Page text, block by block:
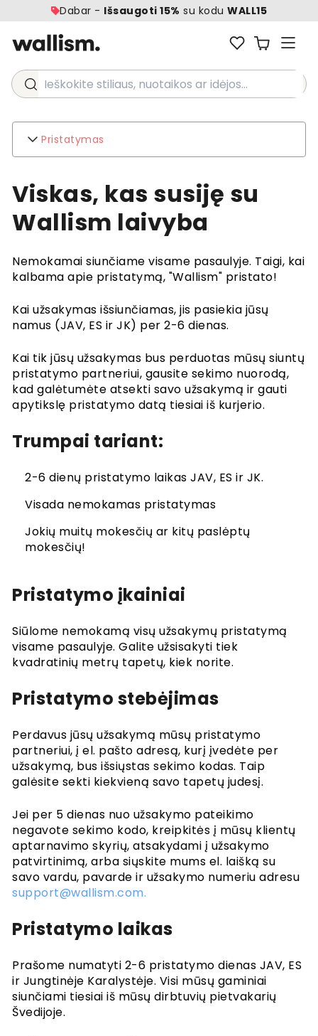
Dabar - Išsaugoti 15% su kodu WALL15
Ieškokite stiliaus, nuotaikos ar idėjos...
Pristatymas
Apie
Susisiekite su
Aplinka
Klientų aptarnavimas
Pristatymas
Grąžinimai ir kompensacijos
Taisyklės ir sąlygos
Privatumo politika
Tapetų straipsniai
Vadovai, kaip elgtis
Kaip įdiegti savaime klijuojamus
Kaip išmatuoti sieną
Tapetų įrankiai
Tapetai ant tekstūruotų sienų
Viskas, kas susiję su
Wallism laivyba
Nemokamai siunčiame visame pasaulyje. Taigi, kai
kalbama apie pristatymą, "Wallism" pristato!
Kai užsakymas išsiunčiamas, jis pasiekia jūsų
namus (JAV, ES ir JK) per 2-6 dienas.
Kai tik jūsų užsakymas bus perduotas mūsų siuntų
pristatymo partneriui, gausite sekimo nuorodą,
kad galėtumėte atsekti savo užsakymą ir gauti
apytikslę pristatymo datą tiesiai iš kurjerio.
Trumpai tariant:
2-6 dienų pristatymo laikas JAV, ES ir JK.
Visada nemokamas pristatymas
Jokių muitų mokesčių ar kitų paslėptų
mokesčių!
Pristatymo įkainiai
Siūlome nemokamą visų užsakymų pristatymą
visame pasaulyje. Galite užsisakyti tiek
kvadratinių metrų tapetų, kiek norite.
Pristatymo stebėjimas
Perdavus jūsų užsakymą mūsų pristatymo
partneriui, į el. pašto adresą, kurį įvedėte per
užsakymą, bus išsiųstas sekimo kodas. Taip
galėsite sekti kiekvieną savo tapetų judesį.
Jei per 5 dienas nuo užsakymo pateikimo
negavote sekimo kodo, kreipkitės į mūsų klientų
aptarnavimo skyrių, atsakydami į užsakymo
patvirtinimą, arba siųskite mums el. laišką su
savo vardu, pavarde ir užsakymo numeriu adresu
support@wallism.com.
Pristatymo laikas
Prašome numatyti 2-6 pristatymo dienas JAV, ES
ir Jungtinėje Karalystėje. Visi mūsų gaminiai
siunčiami tiesiai iš mūsų dirbtuvių pietvakarių
Švedijoje.